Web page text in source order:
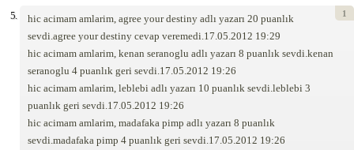
5.
hic acimam amlarim, agree your destiny adlı yazarı 20 puanlık
sevdi.agree your destiny cevap veremedi.17.05.2012 19:29
hic acimam amlarim, kenan seranoglu adlı yazarı 8 puanlık sevdi.kenan
seranoglu 4 puanlık geri sevdi.17.05.2012 19:26
hic acimam amlarim, leblebi adlı yazarı 10 puanlık sevdi.leblebi 3
puanlık geri sevdi.17.05.2012 19:26
hic acimam amlarim, madafaka pimp adlı yazarı 8 puanlık
sevdi.madafaka pimp 4 puanlık geri sevdi.17.05.2012 19:26
1